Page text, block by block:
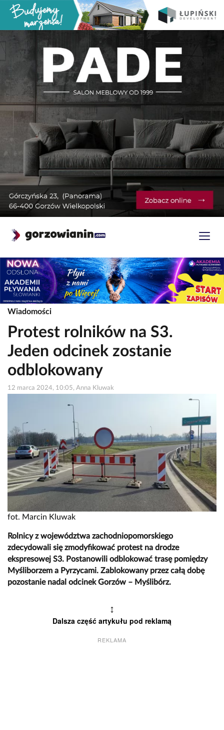
Wiadomości
Protest rolników na S3.
Jeden odcinek zostanie
odblokowany
12 marca 2024, 10:05, Anna Kluwak
fot. Marcin Kluwak
Rolnicy z województwa zachodniopomorskiego
zdecydowali się zmodyfikować protest na drodze
ekspresowej S3. Postanowili odblokować trasę pomiędzy
Myśliborzem a Pyrzycami. Zablokowany przez całą dobę
pozostanie nadal odcinek Gorzów – Myślibórz.
↕
Dalsza część artykułu pod reklamą
REKLAMA